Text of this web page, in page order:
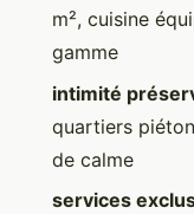
m², cuisine
gamme
intimité
quartiers
de calme
services